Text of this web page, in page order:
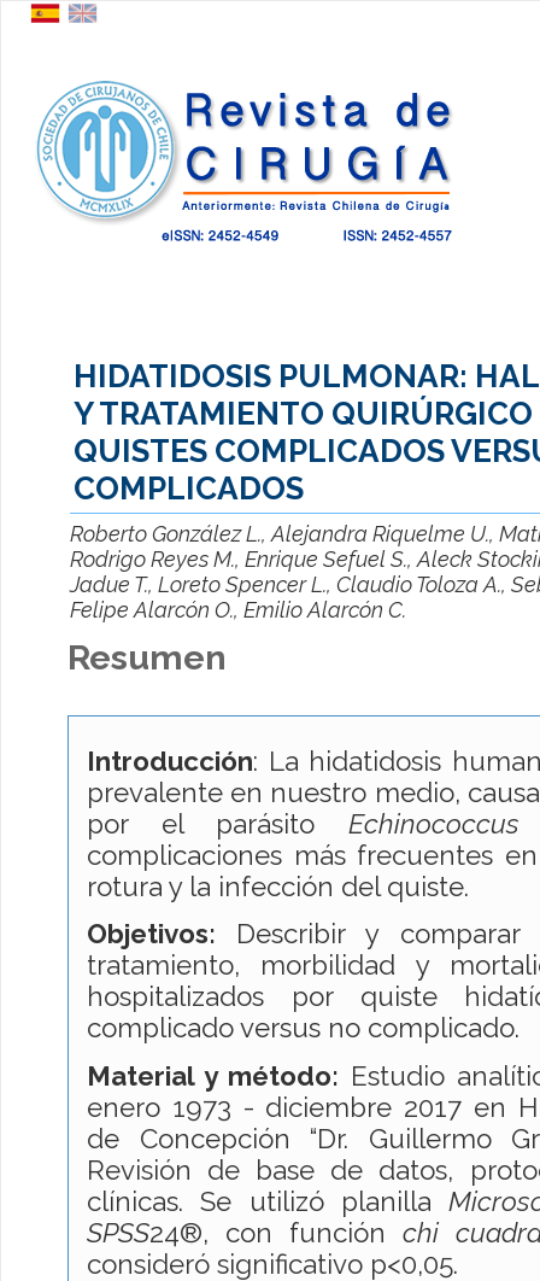
HIDATIDOSIS PULMONAR:
Y TRATAMIENTO QUIRÚRGICO
QUISTES COMPLICADOS
COMPLICADOS
Roberto González L., Alejandra Riquelme U.,
Rodrigo Reyes M., Enrique Sefuel S., Aleck
Jadue T., Loreto Spencer L., Claudio Toloza A.,
Felipe Alarcón O., Emilio Alarcón C.
Resumen
Introducción: La hidatidosis
prevalente en nuestro medio,
por el parásito
complicaciones más frecuentes
rotura y la infección del quiste.
Objetivos: Describir y comparar
tratamiento, morbilidad y
hospitalizados por quiste
complicado versus no complicado.
Material y método: Estudio
enero 1973 - diciembre 2017 en
de Concepción “Dr. Guillermo
Revisión de base de datos,
clínicas. Se utilizó planilla
SPSS24®, con función chi
consideró significativo p<0,05.